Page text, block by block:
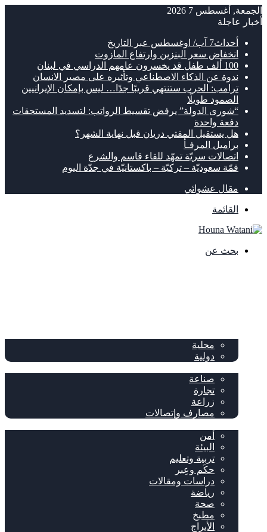
الجمعة, أغسطس 7 2026
أخبار عاجلة
أحداث7 آب/ اوغسطس عبر التاريخ
انخفاض سعر البنزين وارتفاع المازوت
100 ألف طفل قد يخسرون عامهم الدراسي في لبنان
ندوة عن الذكاء الاصطناعي وتأثيره على مصير الانسان
ترامب: الحرب ستنتهي قريبًا جدًا… ليس بإمكان الإيرانيين
الصمود طويلًا
“شورى الدولة” يرفض تقسيط الرواتب: لتسديد المستحقات
دفعة واحدة
هل يستقيل المفتي دريان قبل نهاية الشهر؟
براميل المرفـأ
اتصالات سريّة تمهّد للقاء قاسم والشرع
قمّة سعوديّة – تركيّة – باكستانيّة في جدّة اليوم
مقال عشوائي
القائمة
بحث عن
محلية
دولية
صناعة
تجارة
زراعة
مصارف وإتصالات
أمن
البيئة
تربية وتعليم
حكَم وعِبر
دراسات ومقالات
رياضة
صحة
مطبخ
الأبراج